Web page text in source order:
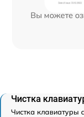
Вы можете
Чистка
Чистка клавиатуры